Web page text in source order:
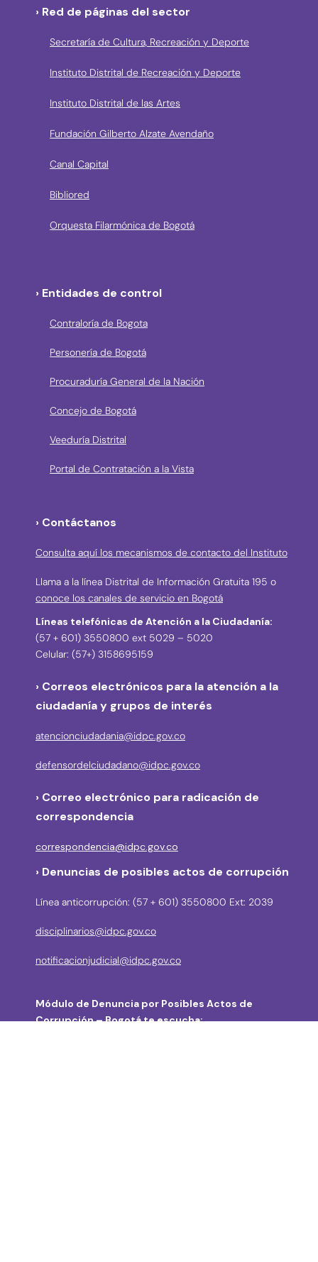
› Red de páginas del sector
Secretaría de Cultura, Recreación y Deporte
Instituto Distrital de Recreación y Deporte
Instituto Distrital de las Artes
Fundación Gilberto Alzate Avendaño
Canal Capital
Bibliored
Orquesta Filarmónica de Bogotá
› Entidades de control
Contraloría de Bogota
Personería de Bogotá
Procuraduría General de la Nación
Concejo de Bogotá
Veeduría Distrital
Portal de Contratación a la Vista
› Contáctanos
Consulta aquí los mecanismos de contacto del Instituto
Llama a la línea Distrital de Información Gratuita 195 o
conoce los canales de servicio en Bogotá
Líneas telefónicas de Atención a la Ciudadanía:
(57 + 601) 3550800 ext 5029 – 5020
Celular: (57+) 3158695159
› Correos electrónicos para la atención a la
ciudadanía y grupos de interés
atencionciudadania@idpc.gov.co
defensordelciudadano@idpc.gov.co
› Correo electrónico para radicación de
correspondencia
correspondencia@idpc.gov.co
› Denuncias de posibles actos de corrupción
Línea anticorrupción: (57 + 601) 3550800 Ext: 2039
disciplinarios@idpc.gov.co
notificacionjudicial@idpc.gov.co
Módulo de Denuncia por Posibles Actos de
Corrupción – Bogotá te escucha: